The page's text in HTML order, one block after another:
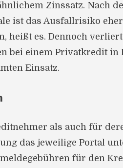
Zinssatz. Nach
ist das Ausfallrisiko
heißt es. Dennoch
bei einem Privatkredit in
Einsatz.
als auch für
das jeweilige Portal
für den